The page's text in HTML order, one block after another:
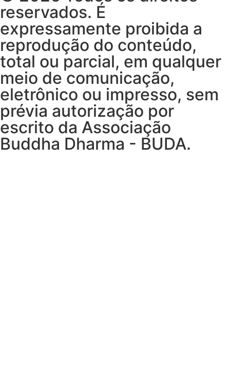
reservados. É
expressamente proibida a
reprodução do conteúdo,
total ou parcial, em qualquer
meio de comunicação,
eletrônico ou impresso, sem
prévia autorização por
escrito da Associação
Buddha Dharma - BUDA.